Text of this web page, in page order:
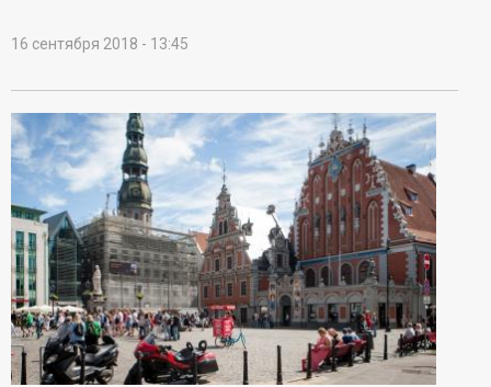
16 сентября 2018 - 13:45